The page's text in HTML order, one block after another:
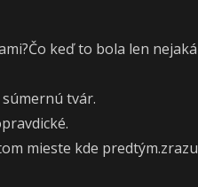
keď to bola len nejaká
tvár.
mieste kde predtým.zrazu